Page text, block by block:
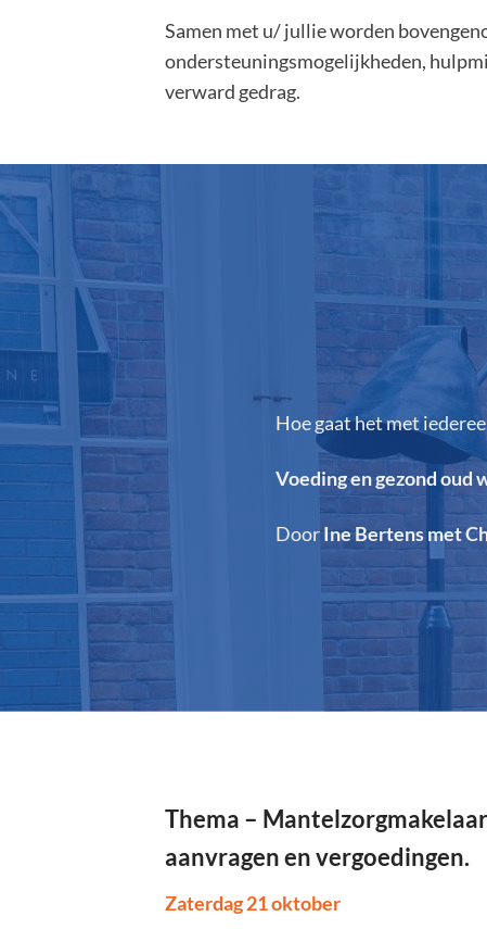
Samen met u/ jullie worden
ondersteuningsmogelijkheden,
verward gedrag.
Hoe gaat het met
Voeding en gezond oud
DoorIne Bertens met
Thema –
aanvragen en vergoedingen.
Zaterdag 21 oktober